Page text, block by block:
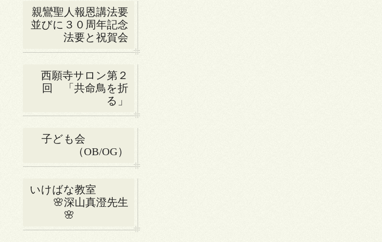
親鸞聖人報恩講法要
並びに３０周年記念
法要と祝賀会
西願寺サロン第２
回 「共命鳥を折
る」
子ども会
（OB/OG）
いけばな教室
🌸深山真澄先生
🌸